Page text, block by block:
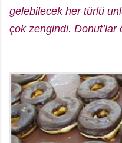
gelebilecek her türlü
çok zengindi. Donut’lar